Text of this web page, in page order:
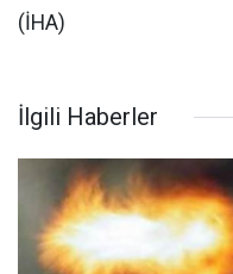
(İHA)
İlgili Haberler